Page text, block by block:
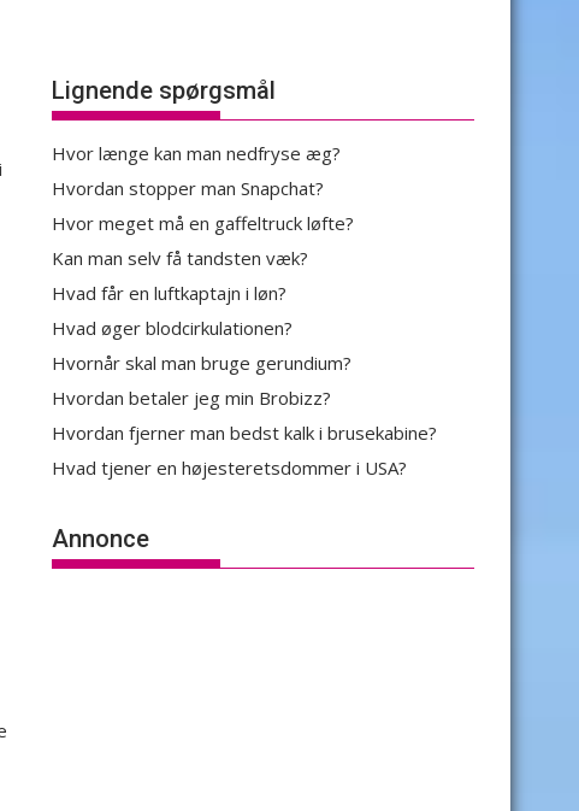
Lignende spørgsmål
Hvor længe kan man nedfryse æg?
Hvordan stopper man Snapchat?
Hvor meget må en gaffeltruck løfte?
Kan man selv få tandsten væk?
Hvad får en luftkaptajn i løn?
Hvad øger blodcirkulationen?
Hvornår skal man bruge gerundium?
Hvordan betaler jeg min Brobizz?
Hvordan fjerner man bedst kalk i brusekabine?
Hvad tjener en højesteretsdommer i USA?
Annonce